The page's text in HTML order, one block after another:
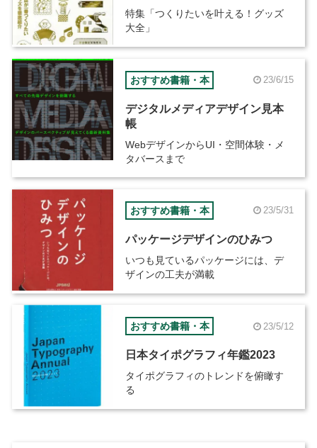
特集「つくりたいを叶える！グッズ
大全」
おすすめ書籍・本 23/6/15
デジタルメディアデザイン見本
帳
WebデザインからUI・空間体験・メ
タバースまで
おすすめ書籍・本 23/5/31
パッケージデザインのひみつ
いつも見ているパッケージには、デ
ザインの工夫が満載
おすすめ書籍・本 23/5/12
日本タイポグラフィ年鑑2023
タイポグラフィのトレンドを俯瞰す
る